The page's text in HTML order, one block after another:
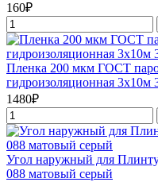
160₽
Пленка 200 мкм ГОСТ
гидроизоляционная
1480₽
Угол наружный для
088 матовый серый